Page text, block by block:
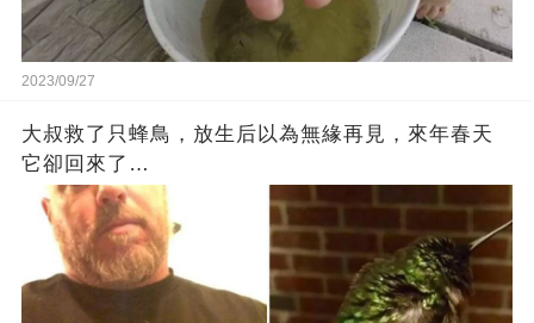
2023/09/27
大叔救了只蜂鳥，放生后以為無緣再見，來年春天
它卻回來了…